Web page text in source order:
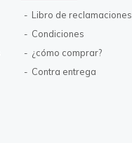
Libro de reclamaciones
Condiciones
¿cómo comprar?
Contra entrega